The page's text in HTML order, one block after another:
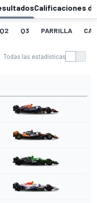
Calificaciones
Q2 Q3 PARRILLA
Todas las estadísticas